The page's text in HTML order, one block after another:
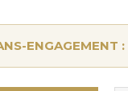
ENGAGEMENT :